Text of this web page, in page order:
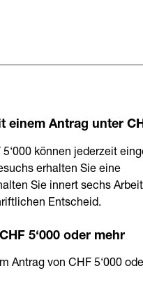
Antrag unter
können jederzeit
erhalten Sie eine
Sie innert sechs
Entscheid.
5‘000 oder mehr
Antrag von CHF 5‘000